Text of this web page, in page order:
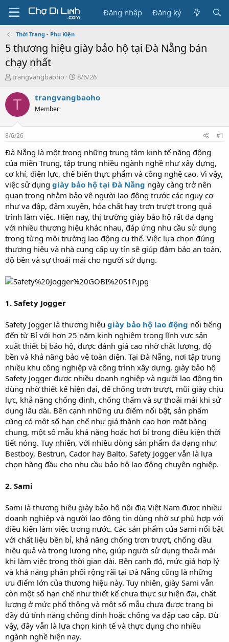
Đăng nhập Đăng ký
Thời Trang - Phụ Kiện
5 thương hiệu giày bảo hộ tại Đà Nẵng bán
chạy nhất
T
r
a
s
t
a
r
t
e
r
trangvangbaoho
N
à
8/6/26
T trangvangbaoho
Member
8/6/26 #1
Đà Nẵng là một trong những trung tâm kinh tế năng động
của miền Trung, tập trung nhiều ngành nghề như xây dựng,
cơ khí, điện lực, chế biến thực phẩm và công nghệ cao. Vì vậy,
việc sử dụng giày bảo hộ tại Đà Nẵng ngày càng trở nên
quan trọng nhằm bảo vệ người lao động trước các nguy cơ
như va đập, đâm xuyên, hóa chất hay trơn trượt trong quá
trình làm việc. Hiện nay, thị trường giày bảo hộ rất đa dạng
với nhiều thương hiệu khác nhau, đáp ứng nhu cầu sử dụng
trong từng môi trường lao động cụ thể. Việc lựa chọn đúng
thương hiệu và nhà cung cấp uy tín sẽ giúp đảm bảo an toàn,
độ bền và sự thoải mái cho người sử dụng.
1. Safety Jogger
Safety Jogger là thương hiệu giày bảo hộ lao động nổi tiếng
đến từ Bỉ với hơn 25 năm kinh nghiệm trong lĩnh vực sản
xuất thiết bị bảo hộ, được đánh giá cao nhờ chất lượng, độ
bền và khả năng bảo vệ toàn diện. Tại Đà Nẵng, nơi tập trung
nhiều khu công nghiệp và công trình xây dựng, giày bảo hộ
Safety Jogger được nhiều doanh nghiệp và người lao động tin
dùng nhờ thiết kế hiện đại, đế chống trơn trượt, mũi giày chịu
lực, khả năng chống đinh, chống thấm và sự thoải mái khi sử
dụng lâu dài. Bên cạnh những ưu điểm nổi bật, sản phẩm
cũng có một số hạn chế như giá thành cao hơn mặt bằng
chung, một số mẫu khá nặng hoặc hơi bí trong điều kiện thời
tiết nóng. Tuy nhiên, với nhiều dòng sản phẩm đa dạng như
Bestboy, Bestrun, Cador hay Balto, Safety Jogger vẫn là lựa
chọn hàng đầu cho nhu cầu bảo hộ lao động chuyên nghiệp.
2. Sami
Sami là thương hiệu giày bảo hộ nội địa Việt Nam được nhiều
doanh nghiệp và người lao động tin dùng nhờ sự phù hợp với
điều kiện làm việc trong nước. Các sản phẩm của Sami nổi bật
với chất liệu bền bỉ, khả năng chống trơn trượt, chống dầu
hiệu quả và trọng lượng nhẹ, giúp người sử dụng thoải mái
khi làm việc trong thời gian dài. Bên cạnh đó, mức giá hợp lý
và khả năng phân phối rộng rãi tại Đà Nẵng cũng là những
ưu điểm lớn của thương hiệu này. Tuy nhiên, giày Sami vẫn
còn một số hạn chế như thiết kế chưa thực sự hiện đại, chất
lượng ở mức phổ thông và một số mẫu chưa được trang bị
đầy đủ tính năng chống đinh hoặc chống va đập cao cấp. Dù
vậy, đây vẫn là lựa chọn kinh tế và thực dụng cho nhiều
ngành nghề hiện nay.